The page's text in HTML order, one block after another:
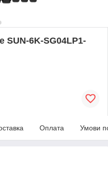
SUN-6K-SG04LP1-
Оплата Умови